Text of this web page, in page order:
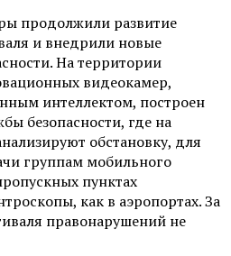
продолжили развитие
и внедрили новые
На территории
видеокамер,
интеллектом, построен
безопасности, где на
обстановку, для
группам мобильного
пунктах
как в аэропортах. За
правонарушений не